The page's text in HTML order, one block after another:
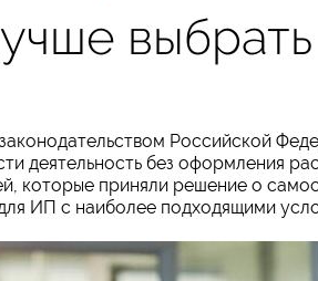
Российской
деятельность без оформления
которые приняли решение о
ИП с наиболее подходящими